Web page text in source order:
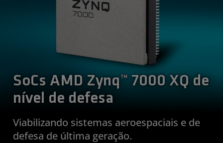
SoCs AMD Zynq™ 7000 XQ de
nível de defesa
Viabilizando sistemas aeroespaciais e de
defesa de última geração.